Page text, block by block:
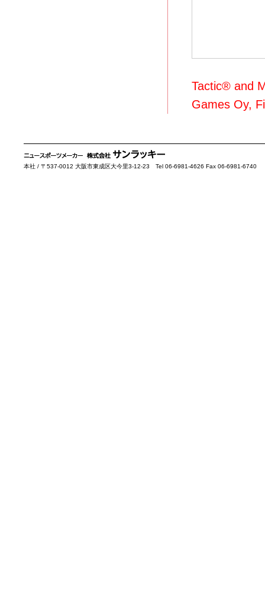
Tactic® and
Games Oy,
本社 / 〒537-0012 大阪市東成区大今里3-12-23 Tel 06-6981-4626 Fax 06-6981-6740